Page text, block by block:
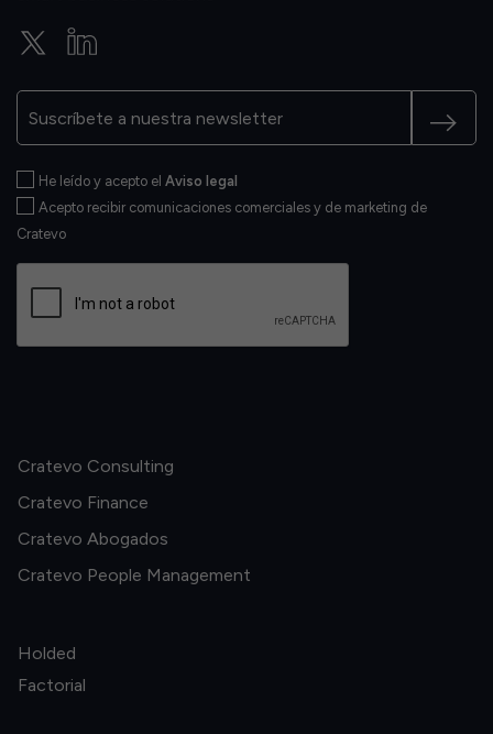
He leído y acepto el Aviso legal
Acepto recibir comunicaciones comerciales y de marketing de
Cratevo
Cratevo Consulting
Cratevo Finance
Cratevo Abogados
Cratevo People Management
Holded
Factorial